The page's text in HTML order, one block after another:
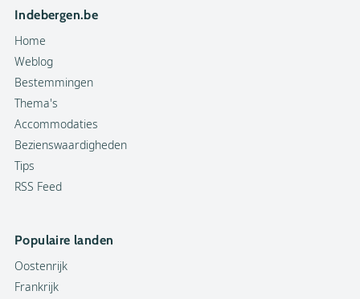
Indebergen.be
Home
Weblog
Bestemmingen
Thema's
Accommodaties
Bezienswaardigheden
Tips
RSS Feed
Populaire landen
Oostenrijk
Frankrijk